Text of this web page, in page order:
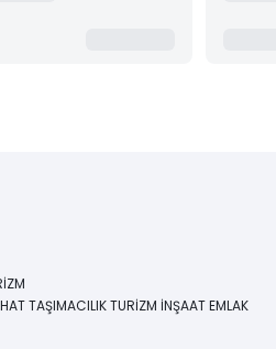
TAŞIMACILIK TURİZM İNŞAAT EMLAK